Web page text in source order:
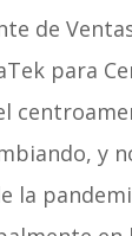
de
para
y
la